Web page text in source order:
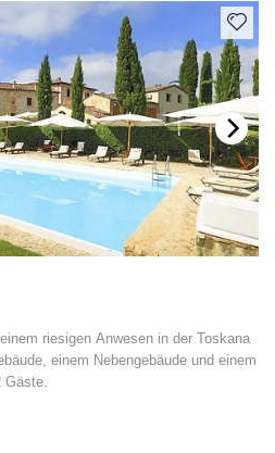
riesigen Anwesen in der Toskana
einem Nebengebäude und einem
Gäste.